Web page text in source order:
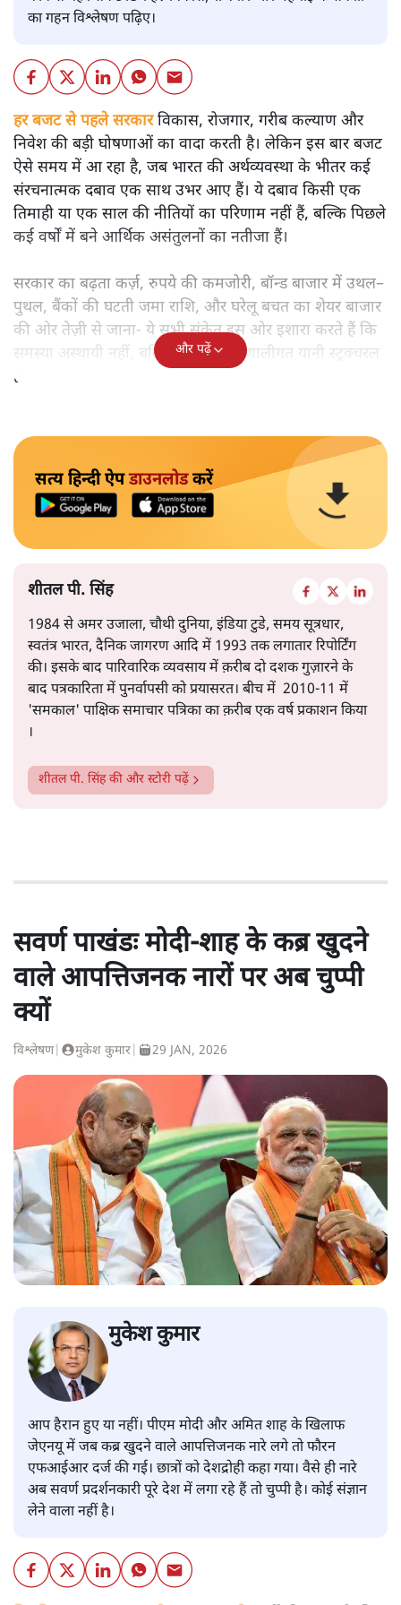
का गहन विश्लेषण पढ़िए।
हर बजट से पहले सरकारविकास, रोजगार, गरीब कल्याण और
निवेश की बड़ी घोषणाओं का वादा करती है। लेकिन इस बार बजट
ऐसे समय में आ रहा है, जब भारत की अर्थव्यवस्था के भीतर कई
संरचनात्मक दबाव एक साथ उभर आए हैं। ये दबाव किसी एक
तिमाही या एक साल की नीतियों का परिणाम नहीं हैं, बल्कि पिछले
कई वर्षों में बने आर्थिक असंतुलनों का नतीजा हैं।
सरकार का बढ़ता कर्ज़, रुपये की कमजोरी, बॉन्ड बाजार में उथल–
पुथल, बैंकों की घटती जमा राशि, और घरेलू बचत का शेयर बाजार
की ओर तेज़ी से जाना- ये सभी संकेत इस ओर इशारा करते हैं कि
समस्या अस्थायी नहीं, बल्कि गहरी और प्रणालीगत यानी स्ट्रक्चरल
है।
और पढ़ें
सत्य हिन्दी ऐपडाउनलोडकरें
शीतल पी. सिंह
1984 से अमर उजाला, चौथी दुनिया, इंडिया टुडे, समय सूत्रधार,
स्वतंत्र भारत, दैनिक जागरण आदि में 1993 तक लगातार रिपोर्टिंग
की। इसके बाद पारिवारिक व्यवसाय में क़रीब दो दशक गुज़ारने के
बाद पत्रकारिता में पुनर्वापसी को प्रयासरत। बीच में 2010-11 में
'समकाल' पाक्षिक समाचार पत्रिका का क़रीब एक वर्ष प्रकाशन किया
।
शीतल पी. सिंहकी और स्टोरी पढ़ें
सवर्ण पाखंडः मोदी-शाह के कब्र खुदने
वाले आपत्तिजनक नारों पर अब चुप्पी
क्यों
विश्लेषण| मुकेश कुमार 29 JAN, 2026
मुकेश कुमार
आप हैरान हुए या नहीं। पीएम मोदी और अमित शाह के खिलाफ
जेएनयू में जब कब्र खुदने वाले आपत्तिजनक नारे लगे तो फौरन
एफआईआर दर्ज की गई। छात्रों को देशद्रोही कहा गया। वैसे ही नारे
अब सवर्ण प्रदर्शनकारी पूरे देश में लगा रहे हैं तो चुप्पी है। कोई संज्ञान
लेने वाला नहीं है।